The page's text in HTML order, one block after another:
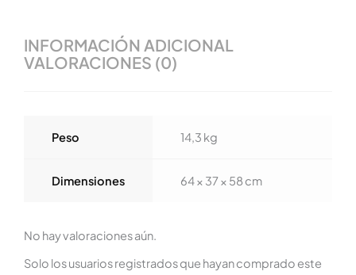
INFORMACIÓN ADICIONAL
VALORACIONES (0)
Peso 14,3 kg
Dimensiones 64 × 37 × 58 cm
No hay valoraciones aún.
Solo los usuarios registrados que hayan comprado este